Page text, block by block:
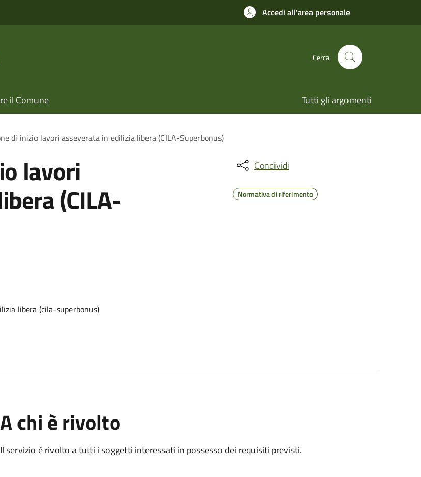
Accedi all'area personale
Cerca
il Comune Tutti gli argomenti
di inizio lavori asseverata in edilizia libera (CILA-Superbonus)
lavori
(CILA-
libera (cila-superbonus)
Condividi
Normativa di riferimento
A chi è rivolto
Il servizio è rivolto a tutti i soggetti interessati in possesso dei requisiti previsti.